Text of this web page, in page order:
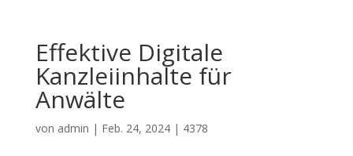
Effektive Digitale
Kanzleiinhalte für
Anwälte
von admin | Feb. 24, 2024| 4378